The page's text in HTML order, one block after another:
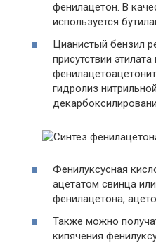
фенилацетон. В
используется
Цианистый бензил
присутствии
гидролиз
Фенилуксусная
ацетатом свинца
фенилацетона,
Также можно
кипячения